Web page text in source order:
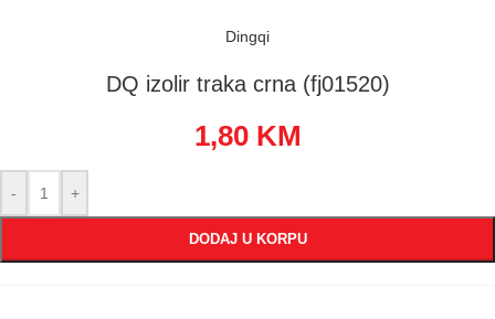
Dingqi
DQ izolir traka crna (fj01520)
1,80 KM
- +
DODAJ U KORPU